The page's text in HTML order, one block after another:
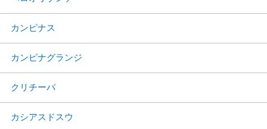
カンピナス
カンピナグランジ
クリチーバ
カシアスドスウ